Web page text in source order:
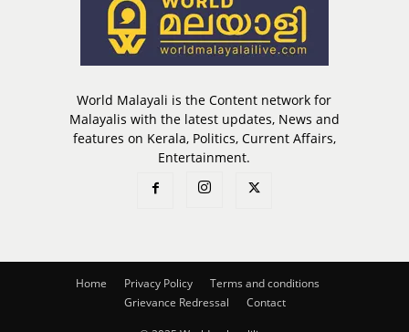
World Malayali is the Content network for
Malayalis with the latest updates, News and
features on Kerala, Politics, Current Affairs,
Entertainment.
Home Privacy Policy
Terms and conditions
Grievance Redressal
Contact